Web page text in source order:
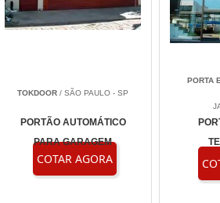
TOKDOOR / SÃO PAULO - SP
PORTÃO AUTOMÁTICO
PARA GARAGEM
COTAR AGORA
PORTA